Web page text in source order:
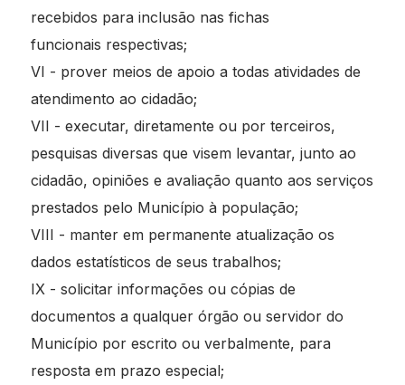
recebidos para inclusão nas fichas
funcionais respectivas;
VI - prover meios de apoio a todas atividades de
atendimento ao cidadão;
VII - executar, diretamente ou por terceiros,
pesquisas diversas que visem levantar, junto ao
cidadão, opiniões e avaliação quanto aos serviços
prestados pelo Município à população;
VIII - manter em permanente atualização os
dados estatísticos de seus trabalhos;
IX - solicitar informações ou cópias de
documentos a qualquer órgão ou servidor do
Município por escrito ou verbalmente, para
resposta em prazo especial;